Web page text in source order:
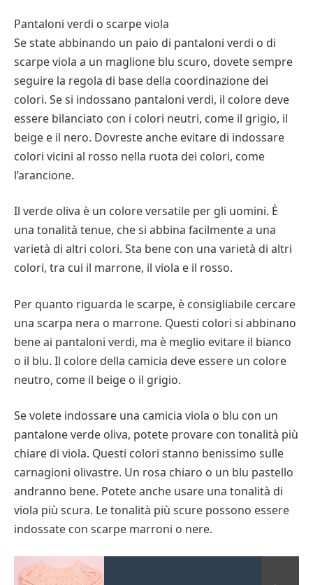
Pantaloni verdi o scarpe viola
Se state abbinando un paio di pantaloni verdi o di
scarpe viola a un maglione blu scuro, dovete sempre
seguire la regola di base della coordinazione dei
colori. Se si indossano pantaloni verdi, il colore deve
essere bilanciato con i colori neutri, come il grigio, il
beige e il nero. Dovreste anche evitare di indossare
colori vicini al rosso nella ruota dei colori, come
l’arancione.
Il verde oliva è un colore versatile per gli uomini. È
una tonalità tenue, che si abbina facilmente a una
varietà di altri colori. Sta bene con una varietà di altri
colori, tra cui il marrone, il viola e il rosso.
Per quanto riguarda le scarpe, è consigliabile cercare
una scarpa nera o marrone. Questi colori si abbinano
bene ai pantaloni verdi, ma è meglio evitare il bianco
o il blu. Il colore della camicia deve essere un colore
neutro, come il beige o il grigio.
Se volete indossare una camicia viola o blu con un
pantalone verde oliva, potete provare con tonalità più
chiare di viola. Questi colori stanno benissimo sulle
carnagioni olivastre. Un rosa chiaro o un blu pastello
andranno bene. Potete anche usare una tonalità di
viola più scura. Le tonalità più scure possono essere
indossate con scarpe marroni o nere.